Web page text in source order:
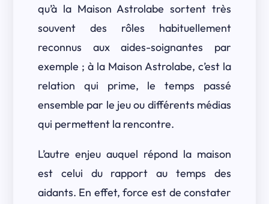
qu’à la Maison Astrolabe sortent très
souvent des rôles habituellement
reconnus aux aides-soignantes par
exemple ; à la Maison Astrolabe, c’est la
relation qui prime, le temps passé
ensemble par le jeu ou différents médias
qui permettent la rencontre.
L’autre enjeu auquel répond la maison
est celui du rapport au temps des
aidants. En effet, force est de constater